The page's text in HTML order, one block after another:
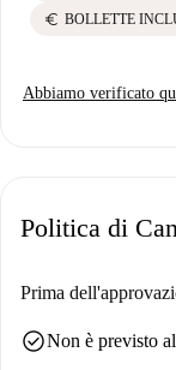
euro BOLLETTE
Abbiamo verificato
Politica di
Prima
check_circleNon è previsto